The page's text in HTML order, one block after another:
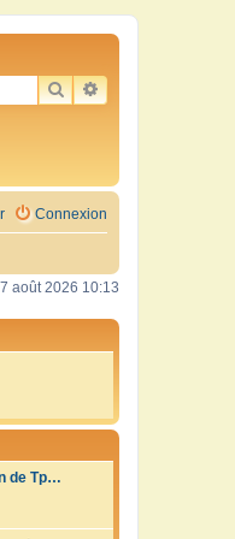
RECHERCHER
RECHERCHE
Connexion
août 2026 10:13
de Tp…